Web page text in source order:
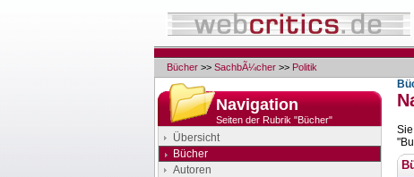
Bücher >> SachbÃ¼cher >> Politik
Navigation
Seiten der Rubrik "Bücher"
Übersicht
Bücher
Autoren